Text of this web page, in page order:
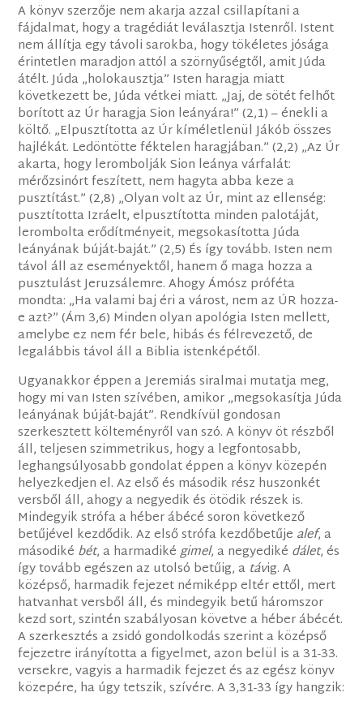
A könyv szerzője nem akarja azzal csillapítani a
fájdalmat, hogy a tragédiát leválasztja Istenről. Istent
nem állítja egy távoli sarokba, hogy tökéletes jósága
érintetlen maradjon attól a szörnyűségtől, amit Júda
átélt. Júda „holokausztja” Isten haragja miatt
következett be, Júda vétkei miatt. „Jaj, de sötét felhőt
borított az Úr haragja Sion leányára!” (2,1) – énekli a
költő. „Elpusztította az Úr kíméletlenül Jákób összes
hajlékát. Ledöntötte féktelen haragjában.” (2,2) „Az Úr
akarta, hogy lerombolják Sion leánya várfalát:
mérőzsinórt feszített, nem hagyta abba keze a
pusztítást.” (2,8) „Olyan volt az Úr, mint az ellenség:
pusztította Izráelt, elpusztította minden palotáját,
lerombolta erődítményeit, megsokasította Júda
leányának búját-baját.” (2,5) És így tovább. Isten nem
távol áll az eseményektől, hanem ő maga hozza a
pusztulást Jeruzsálemre. Ahogy Ámósz próféta
mondta: „Ha valami baj éri a várost, nem az ÚR hozza-
e azt?” (Ám 3,6) Minden olyan apológia Isten mellett,
amelybe ez nem fér bele, hibás és félrevezető, de
legalábbis távol áll a Biblia istenképétől.
Ugyanakkor éppen a Jeremiás siralmai mutatja meg,
hogy mi van Isten szívében, amikor „megsokasítja Júda
leányának búját-baját”. Rendkívül gondosan
szerkesztett költeményről van szó. A könyv öt részből
áll, teljesen szimmetrikus, hogy a legfontosabb,
leghangsúlyosabb gondolat éppen a könyv közepén
helyezkedjen el. Az első és második rész huszonkét
versből áll, ahogy a negyedik és ötödik részek is.
Mindegyik strófa a héber ábécé soron következő
betűjével kezdődik. Az első strófa kezdőbetűje alef, a
másodiké bét, a harmadikégimel, a negyediké dálet, és
így tovább egészen az utolsó betűig, a távig. A
középső, harmadik fejezet némiképp eltér ettől, mert
hatvanhat versből áll, és mindegyik betű háromszor
kezd sort, szintén szabályosan követve a héber ábécét.
A szerkesztés a zsidó gondolkodás szerint a középső
fejezetre irányította a figyelmet, azon belül is a 31-33.
versekre, vagyis a harmadik fejezet és az egész könyv
közepére, ha úgy tetszik, szívére. A 3,31-33 így hangzik: